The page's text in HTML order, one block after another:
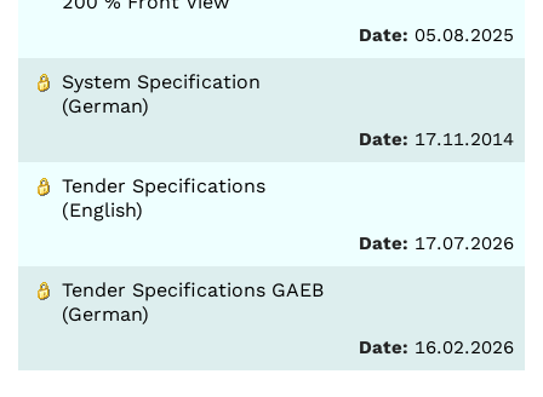
Date: 05.08.2025
System Specification
(German)
Date: 17.11.2014
Tender Specifications
(English)
Date: 17.07.2026
Tender Specifications GAEB
(German)
Date: 16.02.2026